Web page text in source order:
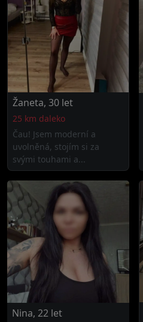
Žaneta, 30 let
25 km daleko
Čau! Jsem moderní a
uvolněná, stojím si za
svými touhami a...
Nina, 22 let